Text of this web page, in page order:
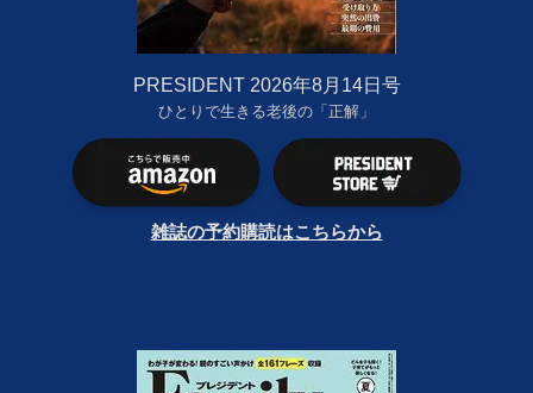
PRESIDENT 2026年8月14日号
ひとりで生きる老後の「正解」
雑誌の予約購読はこちらから